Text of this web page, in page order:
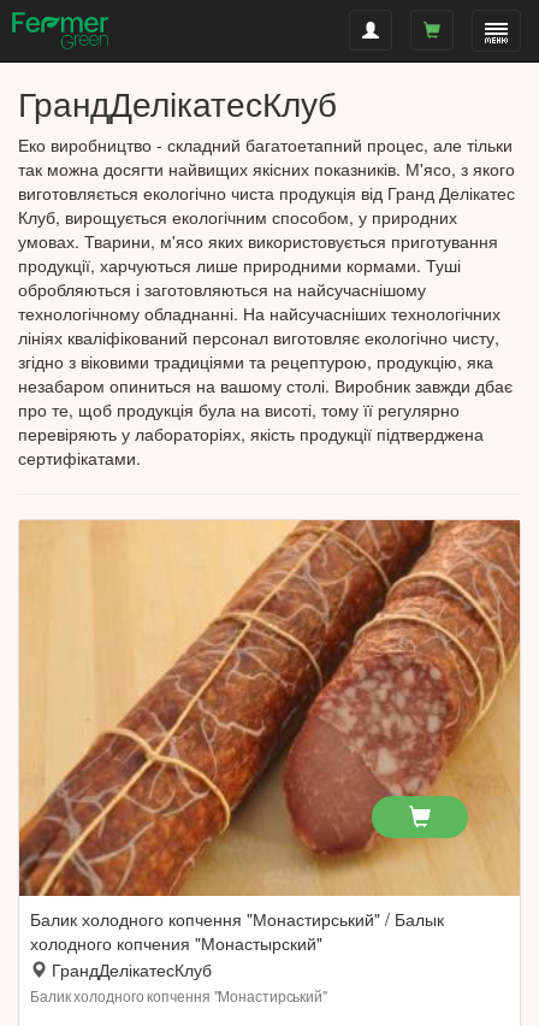
ГрандДелікатесКлуб
Еко виробництво - складний багатоетапний процес, але тільки
так можна досягти найвищих якісних показників. М'ясо, з якого
виготовляється екологічно чиста продукція від Гранд Делікатес
Клуб, вирощується екологічним способом, у природних
умовах. Тварини, м'ясо яких використовується приготування
продукції, харчуються лише природними кормами. Туші
обробляються і заготовляються на найсучаснішому
технологічному обладнанні. На найсучасніших технологічних
лініях кваліфікований персонал виготовляє екологічно чисту,
згідно з віковими традиціями та рецептурою, продукцію, яка
незабаром опиниться на вашому столі. Виробник завжди дбає
про те, щоб продукція була на висоті, тому її регулярно
перевіряють у лабораторіях, якість продукції підтверджена
сертифікатами.
Балик холодного копчення "Монастирський" / Балык
холодного копчения "Монастырский"
ГрандДелікатесКлуб
Балик холодного копчення "Монастирський"